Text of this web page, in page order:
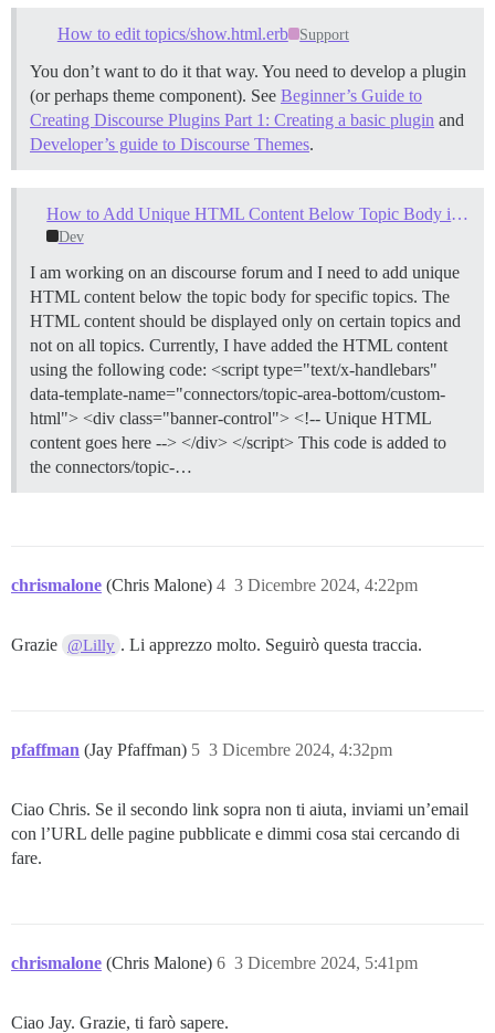
How to edit topics/show.html.erb Support
You don’t want to do it that way. You need to develop a plugin
(or perhaps theme component). See Beginner’s Guide to
Creating Discourse Plugins Part 1: Creating a basic plugin and
Developer’s guide to Discourse Themes.
How to Add Unique HTML Content Below Topic Body in discourse forum for Specific Topics
Dev
I am working on an discourse forum and I need to add unique
HTML content below the topic body for specific topics. The
HTML content should be displayed only on certain topics and
not on all topics. Currently, I have added the HTML content
using the following code: <script type="text/x-handlebars"
data-template-name="connectors/topic-area-bottom/custom-
html"> <div class="banner-control"> <!-- Unique HTML
content goes here --> </div> </script> This code is added to
the connectors/topic-…
chrismalone (Chris Malone) 3 Dicembre 2024, 4:22pm
4
Grazie @Lilly . Li apprezzo molto. Seguirò questa traccia.
pfaffman (Jay Pfaffman) 3 Dicembre 2024, 4:32pm
5
Ciao Chris. Se il secondo link sopra non ti aiuta, inviami un’email
con l’URL delle pagine pubblicate e dimmi cosa stai cercando di
fare.
chrismalone (Chris Malone) 3 Dicembre 2024, 5:41pm
6
Ciao Jay. Grazie, ti farò sapere.